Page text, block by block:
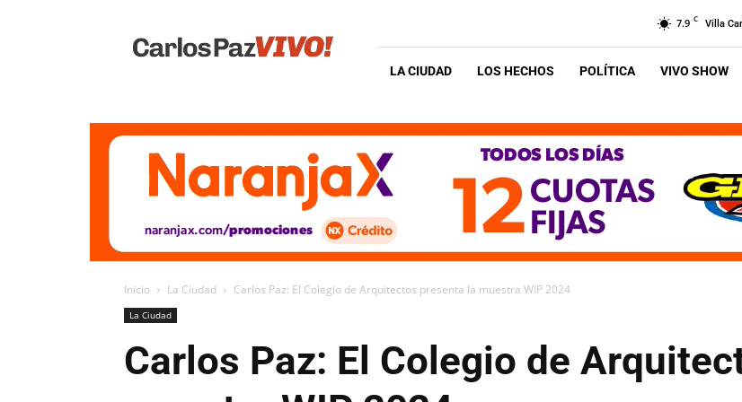
Vivo
7.9 C Villa
LA CIUDAD LOS HECHOS POLÍTICA VIVO SHOW
Inicio La Ciudad Carlos Paz: El Colegio de Arquitectos presenta la muestra WIP 2024
La Ciudad
Carlos Paz: El Colegio de